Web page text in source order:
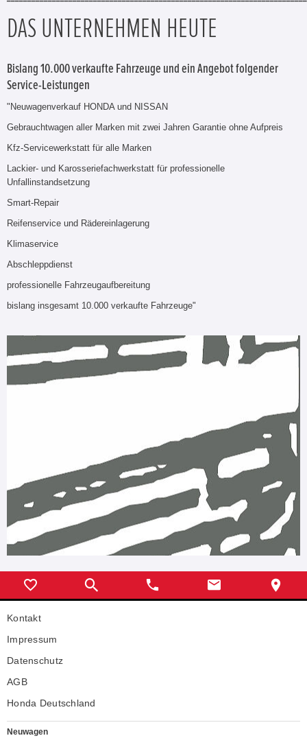
DAS UNTERNEHMEN HEUTE
Bislang 10.000 verkaufte Fahrzeuge und ein Angebot folgender
Service-Leistungen
"Neuwagenverkauf HONDA und NISSAN
Gebrauchtwagen aller Marken mit zwei Jahren Garantie ohne Aufpreis
Kfz-Servicewerkstatt für alle Marken
Lackier- und Karosseriefachwerkstatt für professionelle
Unfallinstandsetzung
Smart-Repair
Reifenservice und Rädereinlagerung
Klimaservice
Abschleppdienst
professionelle Fahrzeugaufbereitung
bislang insgesamt 10.000 verkaufte Fahrzeuge"
Kontakt
Impressum
Datenschutz
AGB
Honda Deutschland
Neuwagen